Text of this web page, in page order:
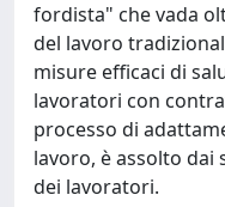
fordista" che vada
del lavoro
misure efficaci di
lavoratori con
processo di
lavoro, è assolto dai
dei lavoratori.